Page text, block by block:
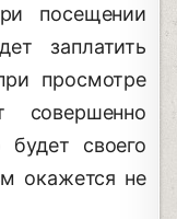
посещении
заплатить
просмотре
совершенно
будет своего
окажется не